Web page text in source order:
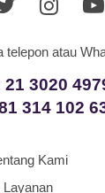
telepon atau
21 3020
314 102
Kami
Layanan